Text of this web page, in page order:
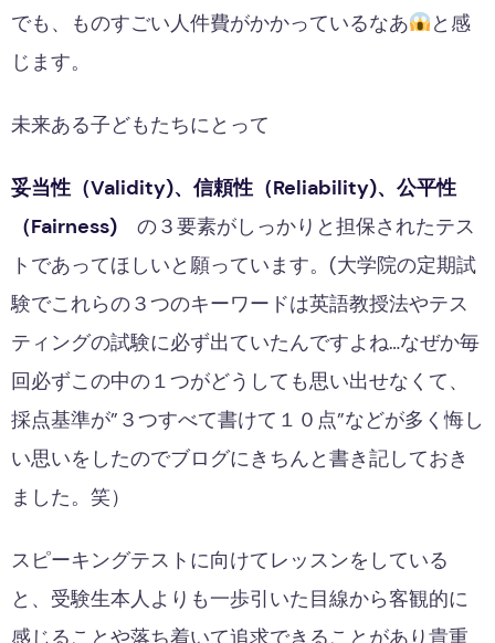
でも、ものすごい人件費がかかっているなあ
と感
じます。
未来ある子どもたちにとって
妥当性（Validity)、信頼性（Reliability)、公平性
（Fairness) の３要素がしっかりと担保されたテス
トであってほしいと願っています。(大学院の定期試
験でこれらの３つのキーワードは英語教授法やテス
ティングの試験に必ず出ていたんですよね…なぜか毎
回必ずこの中の１つがどうしても思い出せなくて、
採点基準が”３つすべて書けて１０点”などが多く悔し
い思いをしたのでブログにきちんと書き記しておき
ました。笑）
スピーキングテストに向けてレッスンをしている
と、受験生本人よりも一歩引いた目線から客観的に
感じることや落ち着いて追求できることがあり貴重